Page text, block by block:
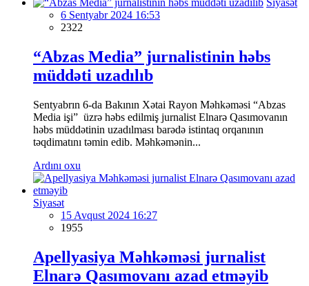
Siyasət
6 Sentyabr 2024 16:53
2322
“Abzas Media” jurnalistinin həbs
müddəti uzadılıb
Sentyabrın 6-da Bakının Xətai Rayon Məhkəməsi “Abzas
Media işi” üzrə həbs edilmiş jurnalist Elnarə Qasımovanın
həbs müddətinin uzadılması barədə istintaq orqanının
təqdimatını təmin edib. Məhkəmənin...
Ardını oxu
Siyasət
15 Avqust 2024 16:27
1955
Apellyasiya Məhkəməsi jurnalist
Elnarə Qasımovanı azad etməyib